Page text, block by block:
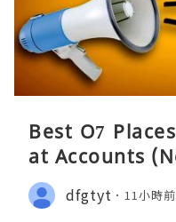
Best O7
at Accounts
dfgtyt 11小時前